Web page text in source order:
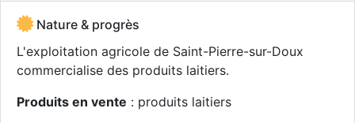
Nature & progrès
L'exploitation agricole de Saint-Pierre-sur-Doux
commercialise des produits laitiers.
Produits en vente : produits laitiers